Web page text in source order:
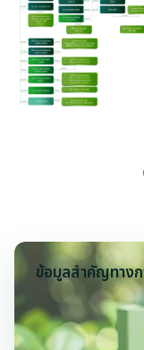
สอบถามข้อมูลนักลงทุน
ข้อมูลสำคัญทางก